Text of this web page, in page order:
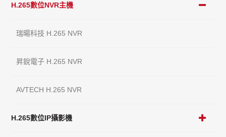
H.265數位NVR主機
瑞暘科技 H.265 NVR
昇銳電子 H.265 NVR
AVTECH H.265 NVR
H.265數位IP攝影機